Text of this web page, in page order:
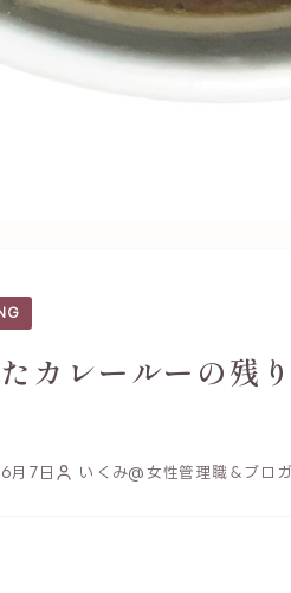
カレールーの残
月7日 いくみ@女性管理職＆ブロガ